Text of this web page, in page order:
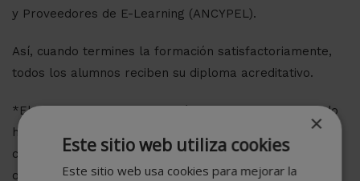
y Proveedores de E-Learning (ANCYPEL).
Así, cuando termines la formación satisfactoriamente,
todos los alumnos reciben su diploma acreditativo.
*El contenido de esta titulación se encuentra orientado
hacia la adquisición de formación teórica
complementaria. Esta formación no conduce a la
obtención de una titulación oficial.
×
Este sitio web utiliza cookies
Este sitio web usa cookies para mejorar la